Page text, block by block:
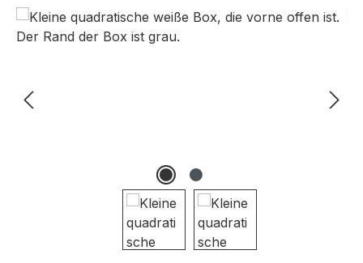
Bildergalerie überspringen